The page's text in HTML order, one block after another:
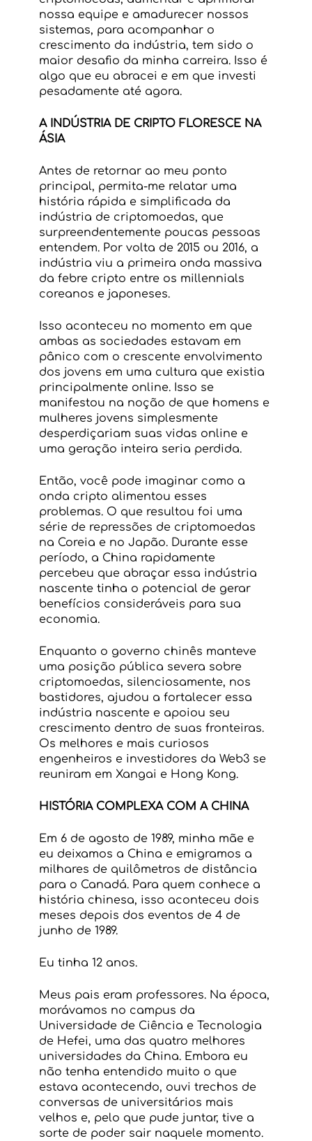
nossa equipe e amadurecer nossos
sistemas, para acompanhar o
crescimento da indústria, tem sido o
maior desafio da minha carreira. Isso é
algo que eu abracei e em que investi
pesadamente até agora.
A INDÚSTRIA DE CRIPTO FLORESCE NA
ÁSIA
Antes de retornar ao meu ponto
principal, permita-me relatar uma
história rápida e simplificada da
indústria de criptomoedas, que
surpreendentemente poucas pessoas
entendem. Por volta de 2015 ou 2016, a
indústria viu a primeira onda massiva
da febre cripto entre os millennials
coreanos e japoneses.
Isso aconteceu no momento em que
ambas as sociedades estavam em
pânico com o crescente envolvimento
dos jovens em uma cultura que existia
principalmente online. Isso se
manifestou na noção de que homens e
mulheres jovens simplesmente
desperdiçariam suas vidas online e
uma geração inteira seria perdida.
Então, você pode imaginar como a
onda cripto alimentou esses
problemas. O que resultou foi uma
série de repressões de criptomoedas
na Coreia e no Japão. Durante esse
período, a China rapidamente
percebeu que abraçar essa indústria
nascente tinha o potencial de gerar
benefícios consideráveis para sua
economia.
Enquanto o governo chinês manteve
uma posição pública severa sobre
criptomoedas, silenciosamente, nos
bastidores, ajudou a fortalecer essa
indústria nascente e apoiou seu
crescimento dentro de suas fronteiras.
Os melhores e mais curiosos
engenheiros e investidores da Web3 se
reuniram em Xangai e Hong Kong.
HISTÓRIA COMPLEXA COM A CHINA
Em 6 de agosto de 1989, minha mãe e
eu deixamos a China e emigramos a
milhares de quilômetros de distância
para o Canadá. Para quem conhece a
história chinesa, isso aconteceu dois
meses depois dos eventos de 4 de
junho de 1989.
Eu tinha 12 anos.
Meus pais eram professores. Na época,
morávamos no campus da
Universidade de Ciência e Tecnologia
de Hefei, uma das quatro melhores
universidades da China. Embora eu
não tenha entendido muito o que
estava acontecendo, ouvi trechos de
conversas de universitários mais
velhos e, pelo que pude juntar, tive a
sorte de poder sair naquele momento.